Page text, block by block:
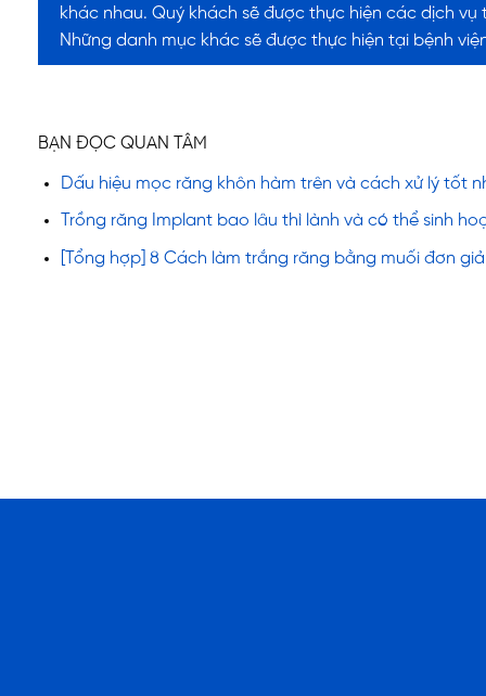
khác nhau. Quý khách sẽ được thực hiện các dịch
Những danh mục khác sẽ được thực hiện tại bệnh
BẠN ĐỌC QUAN TÂM
Dấu hiệu mọc răng khôn hàm trên và cách xử lý tốt
Trồng răng Implant bao lâu thì lành và có thể sinh
[Tổng hợp] 8 Cách làm trắng răng bằng muối đơn